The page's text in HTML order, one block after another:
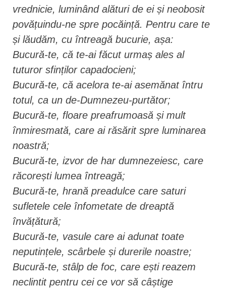
vrednicie, luminând alături de ei și neobosit
povățuindu-ne spre pocăință. Pentru care te
și lăudăm, cu întreagă bucurie, așa:
Bucură-te, că te-ai făcut urmaș ales al
tuturor sfinților capadocieni;
Bucură-te, că acelora te-ai asemănat întru
totul, ca un de-Dumnezeu-purtător;
Bucură-te, floare preafrumoasă și mult
înmiresmată, care ai răsărit spre luminarea
noastră;
Bucură-te, izvor de har dumnezeiesc, care
răcorești lumea întreagă;
Bucură-te, hrană preadulce care saturi
sufletele cele înfometate de dreaptă
învățătură;
Bucură-te, vasule care ai adunat toate
neputințele, scârbele și durerile noastre;
Bucură-te, stâlp de foc, care ești reazem
neclintit pentru cei ce vor să câștige